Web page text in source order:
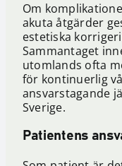
Om
akuta åtgärder
estetiska
Sammantaget
utomlands ofta
för kontinuerlig
ansvarstagande
Sverige.
Patientens